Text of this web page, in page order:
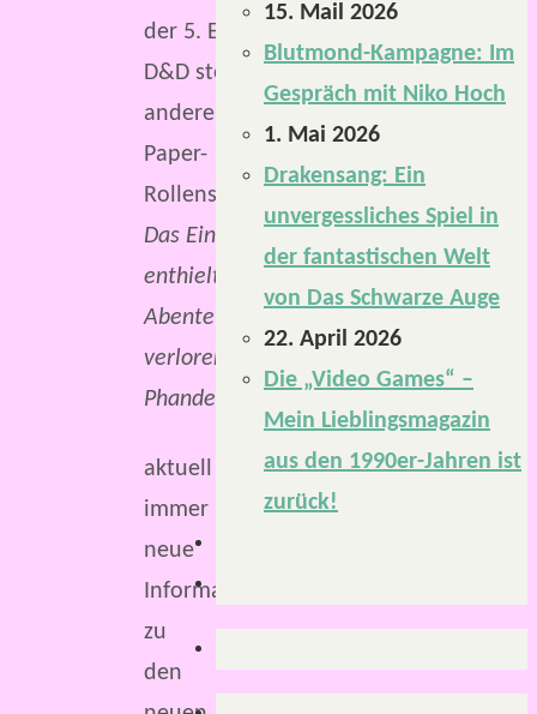
Das Einsteigerset
enthielt das
Abenteuer „Die
verlorene Mine von
Phandelver“.
weiß
nicht,
wie
es
euch
so
ergeht,
aber
gefühlt
erhalte
ich
aktuell
immer
neue
Informationen
zu
den
15. Mail 2026
Blutmond-Kampagne: Im
Gespräch mit Niko Hoch
1. Mai 2026
Drakensang: Ein
unvergessliches Spiel in
der fantastischen Welt
von Das Schwarze Auge
22. April 2026
Die „Video Games“ –
Mein Lieblingsmagazin
aus den 1990er-Jahren ist
zurück!